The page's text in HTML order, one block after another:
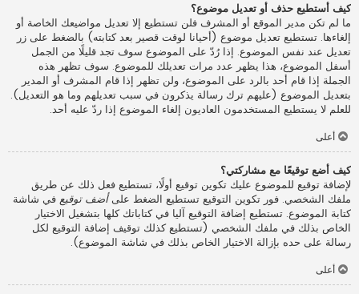
كيف أستطيع حذف أو تعديل موضوع؟
ما لم تكن مدير الموقع أو المشرف فلن تستطيع إلا تعديل مواضيعك الخاصة أو
إلغاءها. تستطيع تعديل موضوع (أحيانا لوقت قصير بعد كتابته) بالضغط على زر
تعديل عند نفس الموضوع. إذا رُدّ على الموضوع سوف تجد قليلًا من الجمل
أسفل الموضوع، هذا يظهر عدد مرات تعديلك للموضوع. سوف تظهر هذه
الجملة إذا قام أحد بالرد على الموضوع، ولن تظهر إذا قام المشرف أو المدير
بتعديل الموضوع (عليهم ترك رسالة يذكرون في سبب تعديلهم وما هو التعديل).
للعلم لا يستطيع المستخدمون العاديون إلغاء الموضوع إذا ردّ عليه أحد.
أعلى
كيف أضع توقيعًا مع مشاركتي؟
لإضافة توقيع للموضوع عليك تكوين توقيع أولًا، تستطيع فعل ذلك عن طريق
ملفك الشخصي. فور تكوين التوقيع تستطيع الضغط علىأضف توقيع في شاشة
كتابة الموضوع. تستطيع إضافة التوقيع آليا في كتاباتك كلها بتشغيل الاختيار
الخاص بذلك في ملفك الشخصي (تستطيع كذلك توقيف إضافة التوقيع لكل
رسالة على حده بإزالة الاختيار الخاص بذلك في شاشة الموضوع).
أعلى